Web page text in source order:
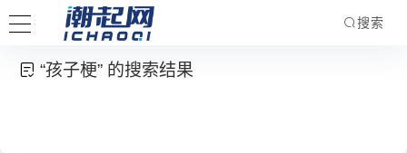
搜索
“孩子梗” 的搜索结果